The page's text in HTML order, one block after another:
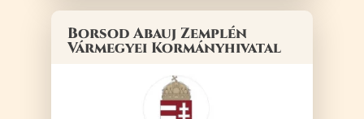
Borsod Abauj Zemplén
Vármegyei Kormányhivatal